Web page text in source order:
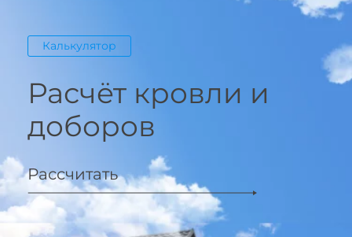
Калькулятор
Расчёт кровли и
доборов
Рассчитать